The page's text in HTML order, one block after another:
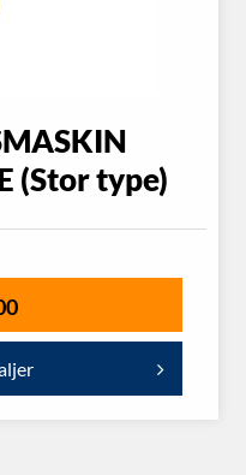
(Stor type)